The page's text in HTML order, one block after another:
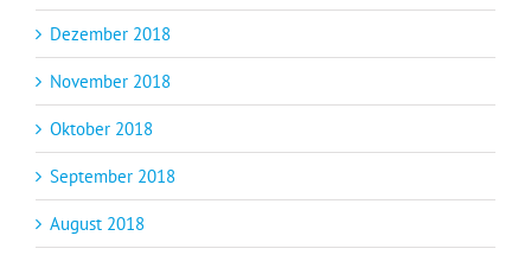
Dezember 2018
November 2018
Oktober 2018
September 2018
August 2018